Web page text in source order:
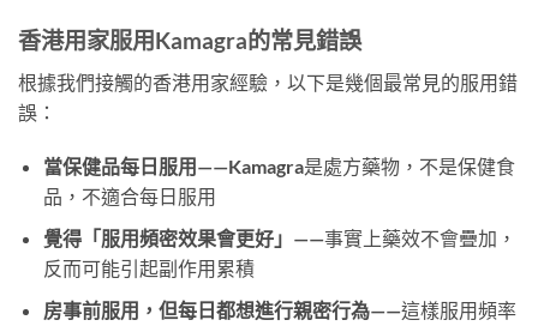
香港用家服用Kamagra的常見錯誤
根據我們接觸的香港用家經驗，以下是幾個最常見的服用錯
誤：
當保健品每日服用 ——Kamagra是處方藥物，不是保健食
品，不適合每日服用
覺得「服用頻密效果會更好」 ——事實上藥效不會疊加，
反而可能引起副作用累積
房事前服用，但每日都想進行親密行為——這樣服用頻率